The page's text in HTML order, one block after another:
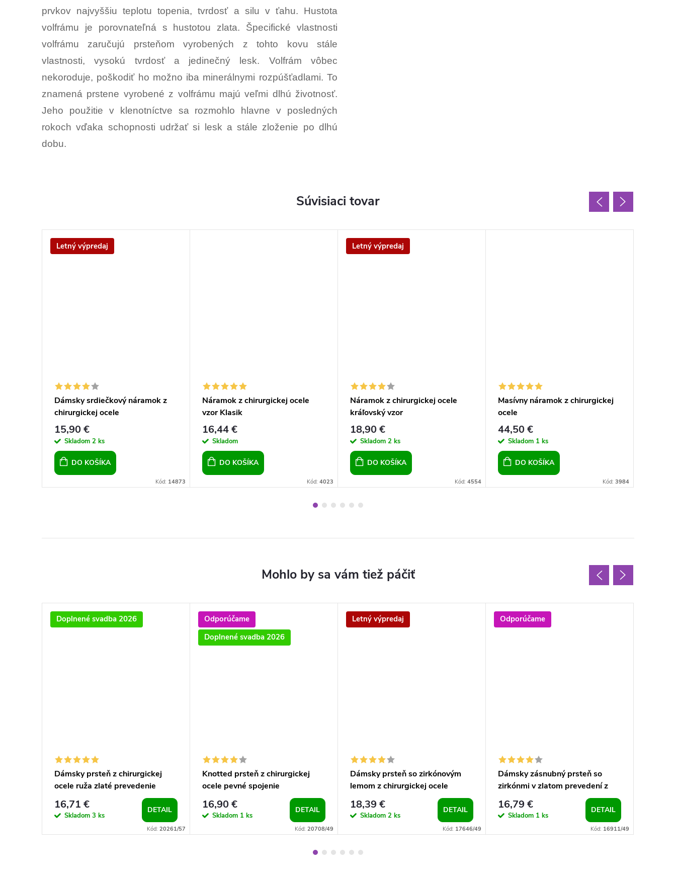
prvkov najvyššiu teplotu topenia, tvrdosť a silu v ťahu. Hustota
volfrámu je porovnateľná s hustotou zlata. Špecifické vlastnosti
volfrámu zaručujú prsteňom vyrobených z tohto kovu stále
vlastnosti, vysokú tvrdosť a jedinečný lesk. Volfrám vôbec
nekoroduje, poškodiť ho možno iba minerálnymi rozpúšťadlami. To
znamená prstene vyrobené z volfrámu majú veľmi dlhú životnosť.
Jeho použitie v klenotníctve sa rozmohlo hlavne v posledných
rokoch vďaka schopnosti udržať si lesk a stále zloženie po dlhú
dobu.
Súvisiaci tovar
Letný výpredaj
Dámsky srdiečkový náramok z
chirurgickej ocele
15,90 €
Skladom 2 ks
DO KOŠÍKA
Kód: 14873
Náramok z chirurgickej ocele
vzor Klasik
16,44 €
Skladom
DO KOŠÍKA
Kód: 4023
Letný výpredaj
Náramok z chirurgickej ocele
kráľovský vzor
18,90 €
Skladom 2 ks
DO KOŠÍKA
Kód: 4554
Masívny náramok z chirurgickej
ocele
44,50 €
Skladom 1 ks
DO KOŠÍKA
Kód: 3984
Doplnené svadba 2026
Dámsky prsteň z chirurgickej
ocele ruža zlaté prevedenie
16,71 €
Skladom 3 ks
DETAIL
Kód: 20261/57
Odporúčame
Doplnené svadba 2026
Knotted prsteň z chirurgickej
ocele pevné spojenie
16,90 €
Skladom 1 ks
DETAIL
Kód: 20708/49
Letný výpredaj
Dámsky prsteň so zirkónovým
lemom z chirurgickej ocele
18,39 €
Skladom 2 ks
DETAIL
Kód: 17646/49
Odporúčame
Dámsky zásnubný prsteň so
zirkónmi v zlatom prevedení z
chirurgickej ocle
16,79 €
Skladom 1 ks
DETAIL
Kód: 16911/49